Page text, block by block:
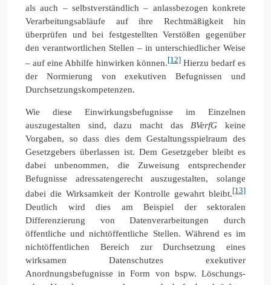
als auch – selbstverständlich – anlassbezogen konkrete
Verarbeitungsabläufe auf ihre Rechtmäßigkeit hin
überprüfen und bei festgestellten Verstößen gegenüber
den verantwortlichen Stellen – in unterschiedlicher Weise
– auf eine Abhilfe hinwirken können.[12]Hierzu bedarf es
der Normierung von exekutiven Befugnissen und
Durchsetzungskompetenzen.
Wie diese Einwirkungsbefugnisse im Einzelnen
auszugestalten sind, dazu macht das BVerfG keine
Vorgaben, so dass dies dem Gestaltungsspielraum des
Gesetzgebers überlassen ist. Dem Gesetzgeber bleibt es
dabei unbenommen, die Zuweisung entsprechender
Befugnisse adressatengerecht auszugestalten, solange
dabei die Wirksamkeit der Kontrolle gewahrt bleibt.[13]
Deutlich wird dies am Beispiel der sektoralen
Differenzierung von Datenverarbeitungen durch
öffentliche und nichtöffentliche Stellen. Während es im
nichtöffentlichen Bereich zur Durchsetzung eines
wirksamen Datenschutzes exekutiver
Anordnungsbefugnisse in Form von bspw. Löschungs-